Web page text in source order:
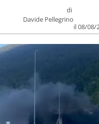
di
Davide Pellegrino
il 08/08/